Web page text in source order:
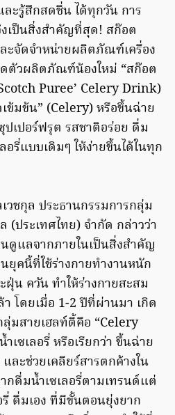
ะรู้สึกสดชื่น ได้ทุกวัน การ
เป็นสิ่งสำคัญที่สุด! สก๊อต
ะจัดจำหน่ายผลิตภัณฑ์เครื่อง
ตัวผลิตภัณฑ์น้องใหม่ “สก๊อต
Puree’ Celery Drink)
ข้มข้น” (Celery) หรือขึ้นฉ่าย
เปอร์ฟรุต รสชาติอร่อย ดื่ม
อรี่แบบเดิมๆ ให้ง่ายขึ้นได้ในทุก
ชกุล ประธานกรรมการกลุ่ม
ประเทศไทย) จำกัด กล่าวว่า
ดูแลจากภายในเป็นสิ่งสำคัญ
ยุคนี้ที่ใช้ร่างกายทำงานหนัก
น ควัน ทำให้ร่างกายสะสม
โดยเมื่อ 1-2 ปีที่ผ่านมา เกิด
มสายเฮลท์ตี้คือ “Celery
เซเลอรี่ หรือเรียกว่า ขึ้นฉ่าย
ละช่วยเคลียร์สารตกค้างใน
ดื่มน้ำเซเลอรี่ตามเทรนด์แต่
ดื่มเอง ที่มีขั้นตอนยุ่งยาก